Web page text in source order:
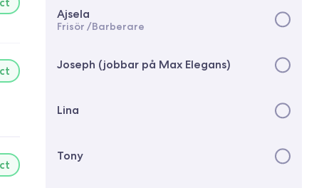
Ajsela
Frisör /Barberare
Joseph (jobbar på Max Elegans)
Lina
Tony